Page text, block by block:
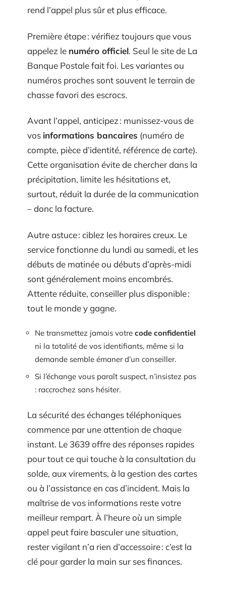
rend l’appel plus sûr et plus efficace.
Première étape : vérifiez toujours que vous
appelez le numéro officiel. Seul le site de La
Banque Postale fait foi. Les variantes ou
numéros proches sont souvent le terrain de
chasse favori des escrocs.
Avant l’appel, anticipez : munissez-vous de
vos informations bancaires (numéro de
compte, pièce d’identité, référence de carte).
Cette organisation évite de chercher dans la
précipitation, limite les hésitations et,
surtout, réduit la durée de la communication
– donc la facture.
Autre astuce : ciblez les horaires creux. Le
service fonctionne du lundi au samedi, et les
débuts de matinée ou débuts d’après-midi
sont généralement moins encombrés.
Attente réduite, conseiller plus disponible :
tout le monde y gagne.
Ne transmettez jamais votre code confidentiel
ni la totalité de vos identifiants, même si la
demande semble émaner d’un conseiller.
Si l’échange vous paraît suspect, n’insistez pas
: raccrochez sans hésiter.
La sécurité des échanges téléphoniques
commence par une attention de chaque
instant. Le 3639 offre des réponses rapides
pour tout ce qui touche à la consultation du
solde, aux virements, à la gestion des cartes
ou à l’assistance en cas d’incident. Mais la
maîtrise de vos informations reste votre
meilleur rempart. À l’heure où un simple
appel peut faire basculer une situation,
rester vigilant n’a rien d’accessoire : c’est la
clé pour garder la main sur ses finances.